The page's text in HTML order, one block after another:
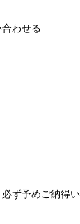
わせる
ず予めご納得